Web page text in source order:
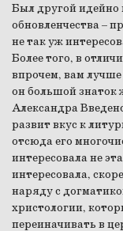
Был другой идейно
обновленчества –
не так уж
Более того, в
впрочем, вам
он большой знаток
Александра
развит вкус к
отсюда его
интересовала не
интересовала,
наряду с
христологии,
переиначивать в